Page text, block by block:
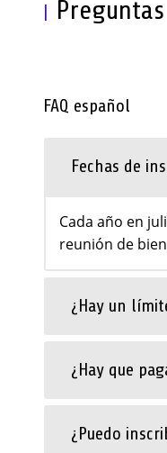
FAQ español
Fechas de
Cada año en
reunión de
¿Hay un
¿Hay que
¿Puedo